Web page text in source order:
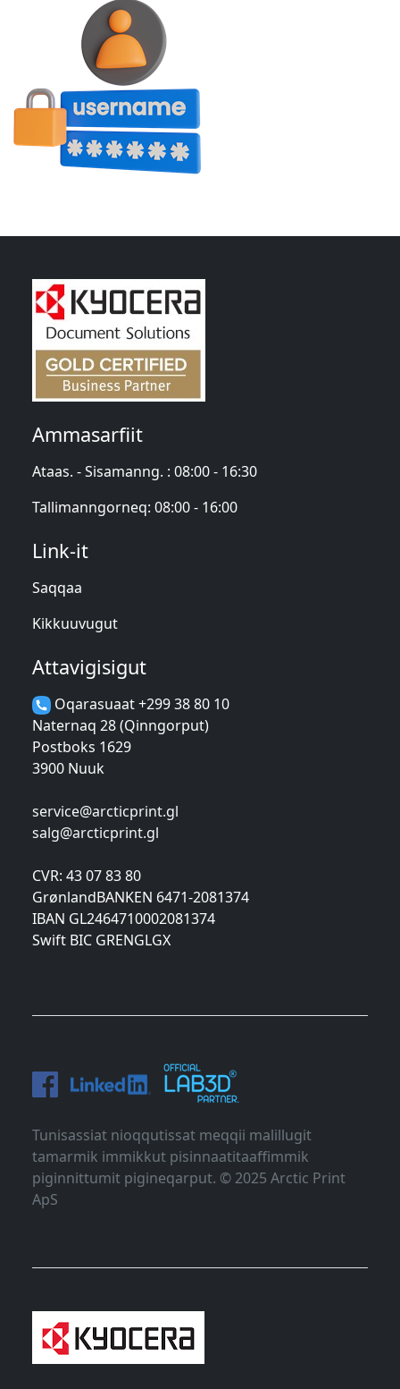
Ammasarfiit
Ataas. - Sisamanng. : 08:00 - 16:30
Tallimanngorneq: 08:00 - 16:00
Link-it
Saqqaa
Kikkuuvugut
Attavigisigut
Oqarasuaat +299 38 80 10
Naternaq 28 (Qinngorput)
Postboks 1629
3900 Nuuk
service@arcticprint.gl
salg@arcticprint.gl
CVR: 43 07 83 80
GrønlandBANKEN 6471-2081374
IBAN GL2464710002081374
Swift BIC GRENGLGX
Tunisassiat nioqqutissat meqqii malillugit
tamarmik immikkut pisinnaatitaaffimmik
piginnittumit pigineqarput. © 2025 Arctic Print
ApS